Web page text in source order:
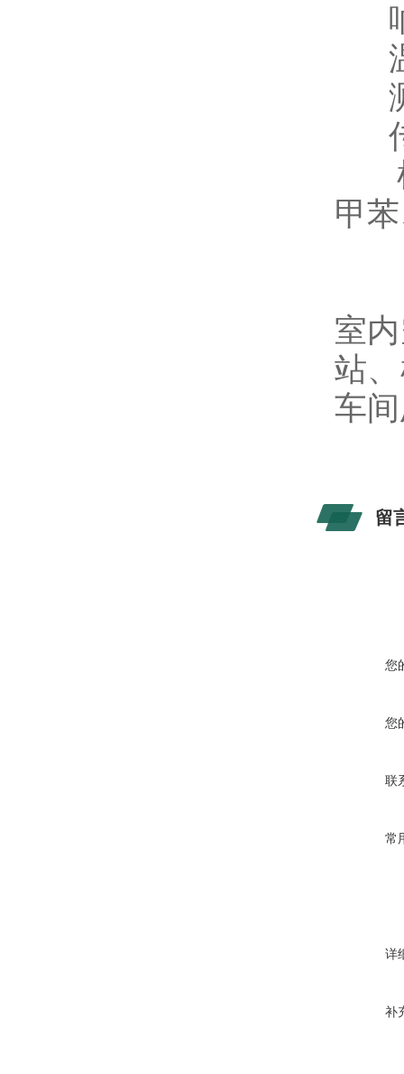
响
温
测
传
检
甲
室
站
车
留
您
您
联
常
详
补